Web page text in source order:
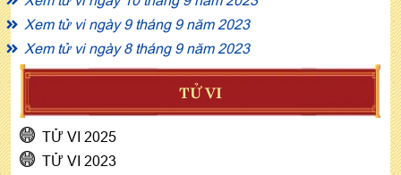
Xem tử vi ngày 9 tháng 9 năm 2023
Xem tử vi ngày 8 tháng 9 năm 2023
TỬ VI
TỬ VI 2025
TỬ VI 2023